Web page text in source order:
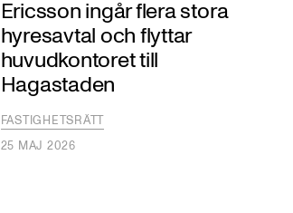
Ericsson ingår flera stora
hyresavtal och flyttar
huvudkontoret till
Hagastaden
FASTIGHETSRÄTT
25 MAJ 2026